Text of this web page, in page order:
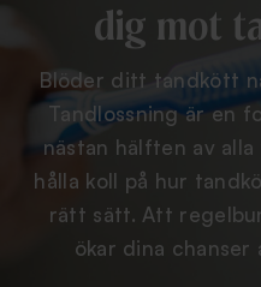
dig mot
Blöder ditt tandkött
Tandlossning är en
nästan hälften av
hålla koll på hur
rätt sätt. Att
ökar dina